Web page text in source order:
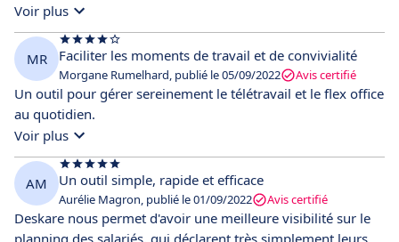
différentes équipes. Avec l'intégration Slack et Google
Agenda, la gestion est simplifiée et l'utilisation de Deskare
est rentrée dans nos habitudes. Les administrateurs ont
accès aux dasboards et peuvent analyser facilement le taux
d'occupation des espaces et leurs utilisations.
Voir plus
MR Faciliter les moments de travail et de convivialité
Morgane Rumelhard, publié le 05/09/2022 Avis certifié
Un outil pour gérer sereinement le télétravail et le flex office
au quotidien.
Voir plus
AM Un outil simple, rapide et efficace
Aurélie Magron, publié le 01/09/2022 Avis certifié
Deskare nous permet d'avoir une meilleure visibilité sur le